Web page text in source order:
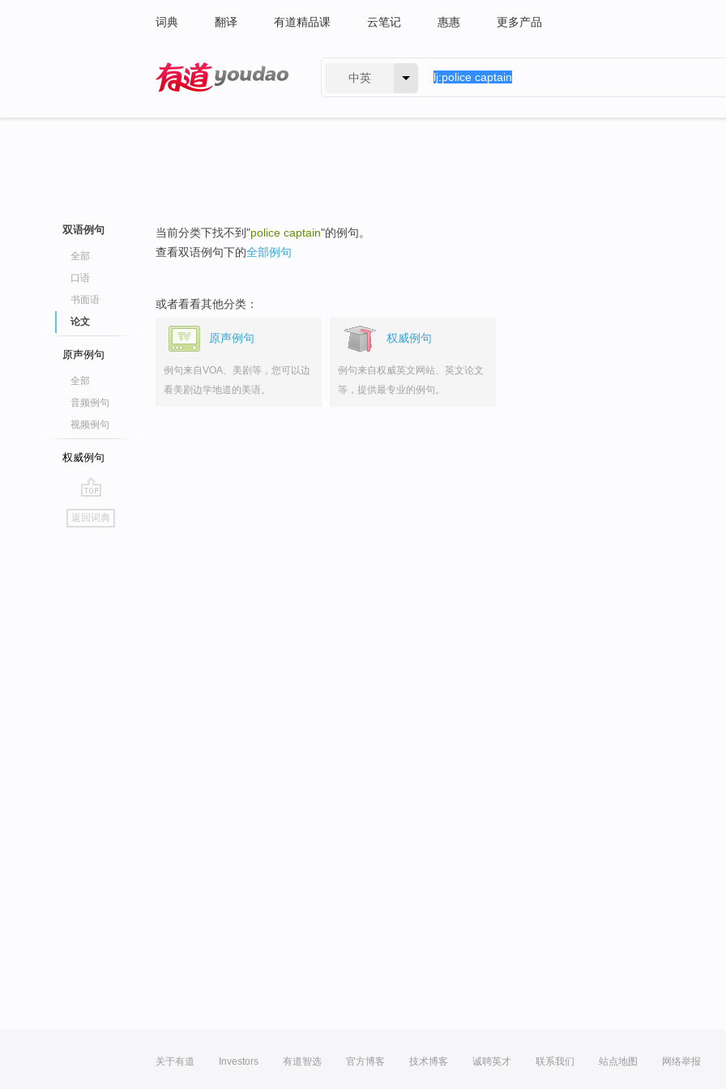
词典 翻译 有道精品课 云笔记 惠惠 更多产品
中英
双语例句
全部
口语
书面语
论文
原声例句
全部
音频例句
视频例句
权威例句
go
top
返回词典
当前分类下找不到"police captain"的例句。
查看双语例句下的全部例句
或者看看其他分类：
原声例句
例句来自VOA、美剧等，您可以边
看美剧边学地道的美语。
权威例句
例句来自权威英文网站、英文论文
等，提供最专业的例句。
关于有道 Investors 有道智选 官方博客 技术博客 诚聘英才 联系我们 站点地图 网络举报